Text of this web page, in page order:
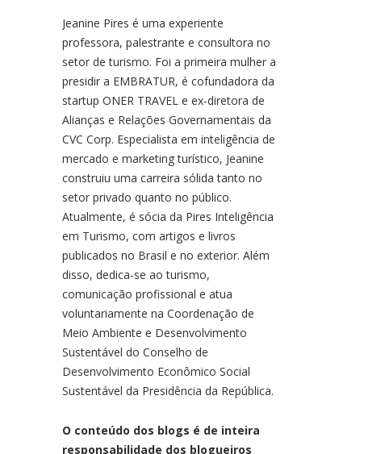
Jeanine Pires é uma experiente
professora, palestrante e consultora no
setor de turismo. Foi a primeira mulher a
presidir a EMBRATUR, é cofundadora da
startup ONER TRAVEL e ex-diretora de
Alianças e Relações Governamentais da
CVC Corp. Especialista em inteligência de
mercado e marketing turístico, Jeanine
construiu uma carreira sólida tanto no
setor privado quanto no público.
Atualmente, é sócia da Pires Inteligência
em Turismo, com artigos e livros
publicados no Brasil e no exterior. Além
disso, dedica-se ao turismo,
comunicação profissional e atua
voluntariamente na Coordenação de
Meio Ambiente e Desenvolvimento
Sustentável do Conselho de
Desenvolvimento Econômico Social
Sustentável da Presidência da República.
O conteúdo dos blogs é de inteira
responsabilidade dos blogueiros